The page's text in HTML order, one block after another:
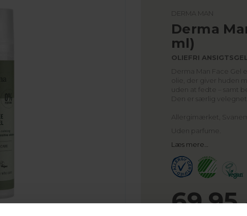
DERMA MAN
Derma
ml)
OLIEFRI
Derma Man Face Gel
olie, der giver huden
uden at fedte – samt
Den er særlig velegnet
Allergimærket,
Uden parfume.
Læs mere…
69,95